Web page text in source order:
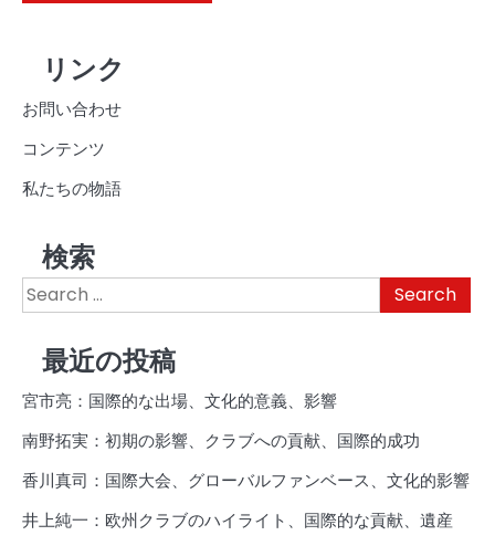
リンク
お問い合わせ
コンテンツ
私たちの物語
検索
Search
for:
最近の投稿
宮市亮：国際的な出場、文化的意義、影響
南野拓実：初期の影響、クラブへの貢献、国際的成功
香川真司：国際大会、グローバルファンベース、文化的影響
井上純一：欧州クラブのハイライト、国際的な貢献、遺産